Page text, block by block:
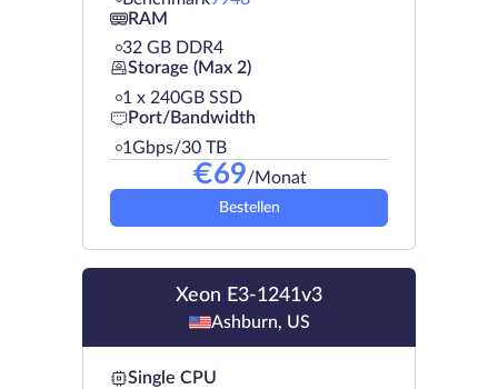
RAM
32 GB DDR4
Storage (Max 2)
1 х 240GB SSD
Port/Bandwidth
1Gbps/30 TB
€69/Monat
Bestellen
Xeon E3-1241v3
Ashburn, US
Single CPU